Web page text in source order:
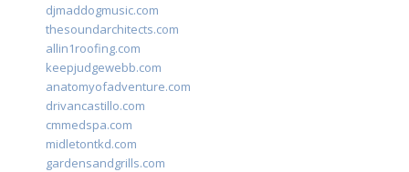
djmaddogmusic.com
thesoundarchitects.com
allin1roofing.com
keepjudgewebb.com
anatomyofadventure.com
drivancastillo.com
cmmedspa.com
midletontkd.com
gardensandgrills.com